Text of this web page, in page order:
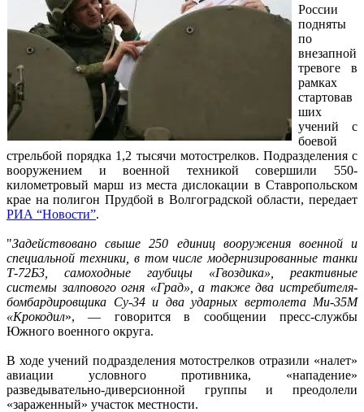
России
подняты
по
внезапной
тревоге в
рамках
стартовав
ших
учений с
боевой
стрельбой порядка 1,2 тысячи мотострелков. Подразделения с
вооружением и военной техникой совершили 550-
километровый марш из места дислокации в Ставропольском
крае на полигон Прудбой в Волгоградской области, передает
РИА “Новости”.
"Задействовано свыше 250 единиц вооружения военной и
специальной техники, в том числе модернизированные танки
Т-72Б3, самоходные гаубицы «Гвоздика», реактивные
системы залпового огня «Град», а также два истребителя-
бомбардировщика Су-34 и два ударных вертолета Ми-35М
«Крокодил», — говорится в сообщении пресс-службы
Южного военного округа.
В ходе учений подразделения мотострелков отразили «налет»
авиации условного противника, «нападение»
разведывательно-диверсионной группы и преодолели
«зараженный» участок местности.